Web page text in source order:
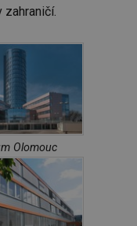
zahraničí.
Olomouc